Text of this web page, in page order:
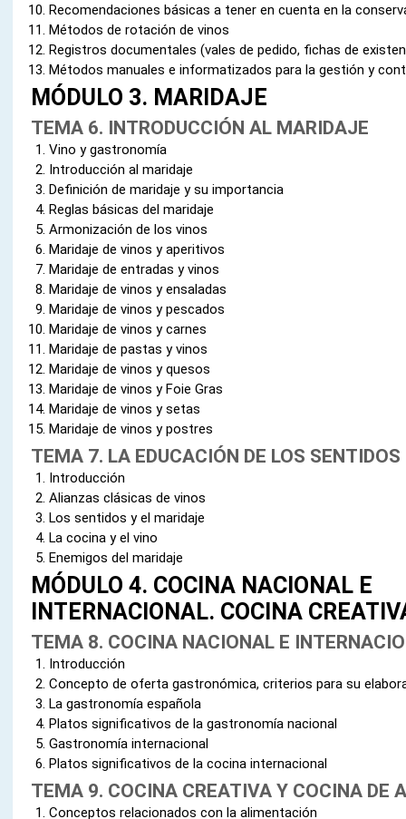
Recomendaciones básicas a tener en cuenta en la
Métodos de rotación de vinos
Registros documentales (vales de pedido, fichas de
Métodos manuales e informatizados para la gestión y
MÓDULO 3. MARIDAJE
TEMA 6. INTRODUCCIÓN AL MARIDAJE
Vino y gastronomía
Introducción al maridaje
Definición de maridaje y su importancia
Reglas básicas del maridaje
Armonización de los vinos
Maridaje de vinos y aperitivos
Maridaje de entradas y vinos
Maridaje de vinos y ensaladas
Maridaje de vinos y pescados
Maridaje de vinos y carnes
Maridaje de pastas y vinos
Maridaje de vinos y quesos
Maridaje de vinos y Foie Gras
Maridaje de vinos y setas
Maridaje de vinos y postres
TEMA 7. LA EDUCACIÓN DE LOS SENTIDOS
Introducción
Alianzas clásicas de vinos
Los sentidos y el maridaje
La cocina y el vino
Enemigos del maridaje
MÓDULO 4. COCINA NACIONAL E
INTERNACIONAL. COCINA
TEMA 8. COCINA NACIONAL E
Introducción
Concepto de oferta gastronómica, criterios para su
La gastronomía española
Platos significativos de la gastronomía nacional
Gastronomía internacional
Platos significativos de la cocina internacional
TEMA 9. COCINA CREATIVA Y COCINA DE
Conceptos relacionados con la alimentación